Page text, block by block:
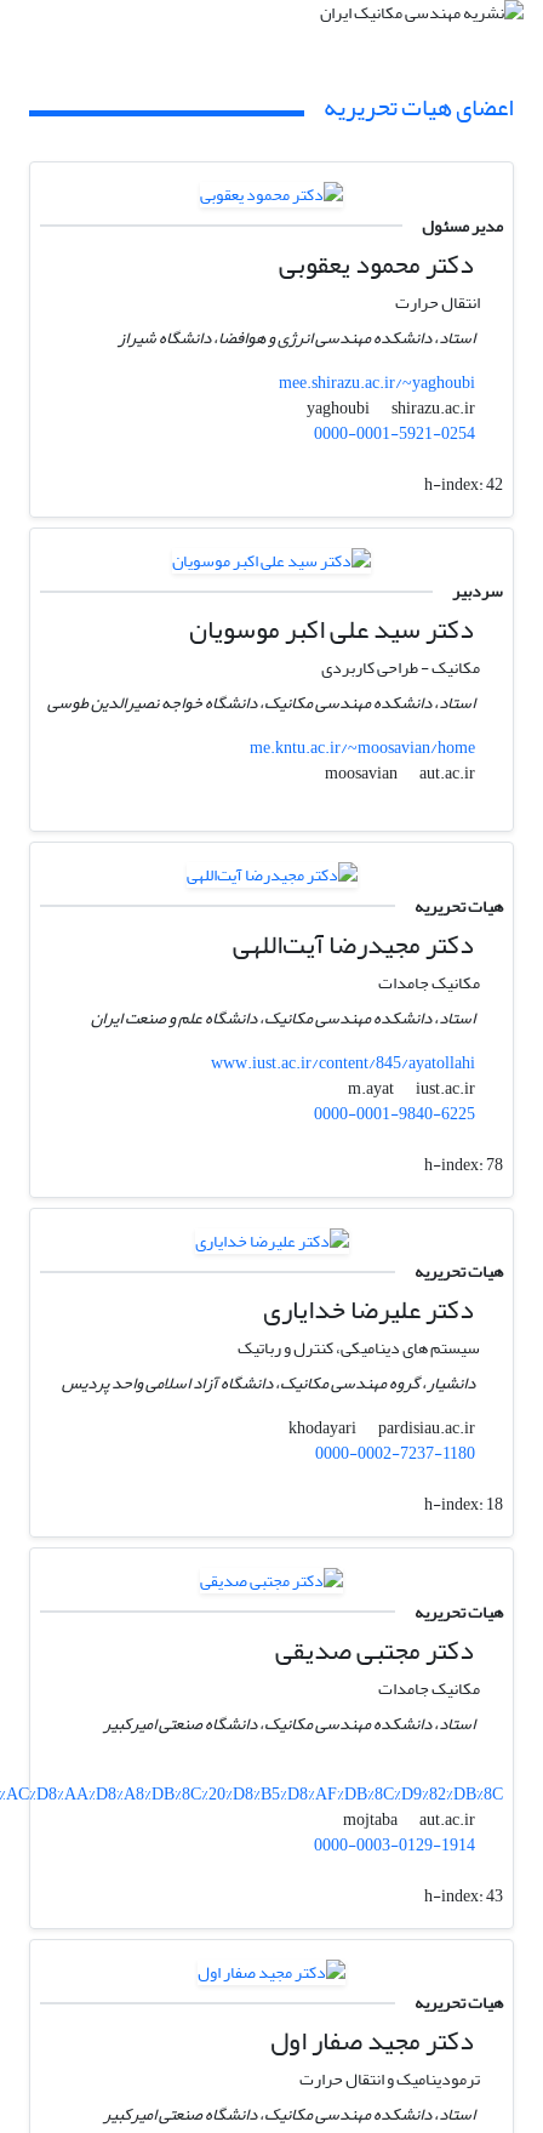
اعضای هیات تحریریه
مدیر مسئول
دکتر محمود یعقوبی
انتقال حرارت
استاد، دانشکده مهندسی انرژی و هوافضا، دانشگاه شیراز
mee.shirazu.ac.ir/~yaghoubi
yaghoubi
shirazu.ac.ir
0000-0001-5921-0254
h-index:42
سردبیر
دکتر سید علی اکبر موسویان
مکانیک - طراحی کاربردی
استاد، دانشکده مهندسی مکانیک، دانشگاه خواجه نصیرالدین طوسی
me.kntu.ac.ir/~moosavian/home
moosavian
aut.ac.ir
هیات تحریریه
دکتر مجیدرضا آیت‌اللهی
مکانیک جامدات
استاد، دانشکده مهندسی مکانیک، دانشگاه علم و صنعت ایران
www.iust.ac.ir/content/845/ayatollahi
m.ayat
iust.ac.ir
0000-0001-9840-6225
h-index:78
هیات تحریریه
دکتر علیرضا خدایاری
سیستم های دینامیکی، کنترل و رباتیک
دانشیار، گروه مهندسی مکانیک، دانشگاه آزاد اسلامی واحد پردیس
khodayari
pardisiau.ac.ir
0000-0002-7237-1180
h-index:18
هیات تحریریه
دکتر مجتبی صدیقی
مکانیک جامدات
استاد، دانشکده مهندسی مکانیک، دانشگاه صنعتی امیرکبیر
mojtaba
aut.ac.ir
0000-0003-0129-1914
h-index:43
هیات تحریریه
دکتر مجید صفار اول
ترمودینامیک و انتقال حرارت
استاد، دانشکده مهندسی مکانیک، دانشگاه صنعتی امیرکبیر